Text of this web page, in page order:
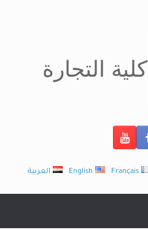
كلية التجارة
العربية English Français